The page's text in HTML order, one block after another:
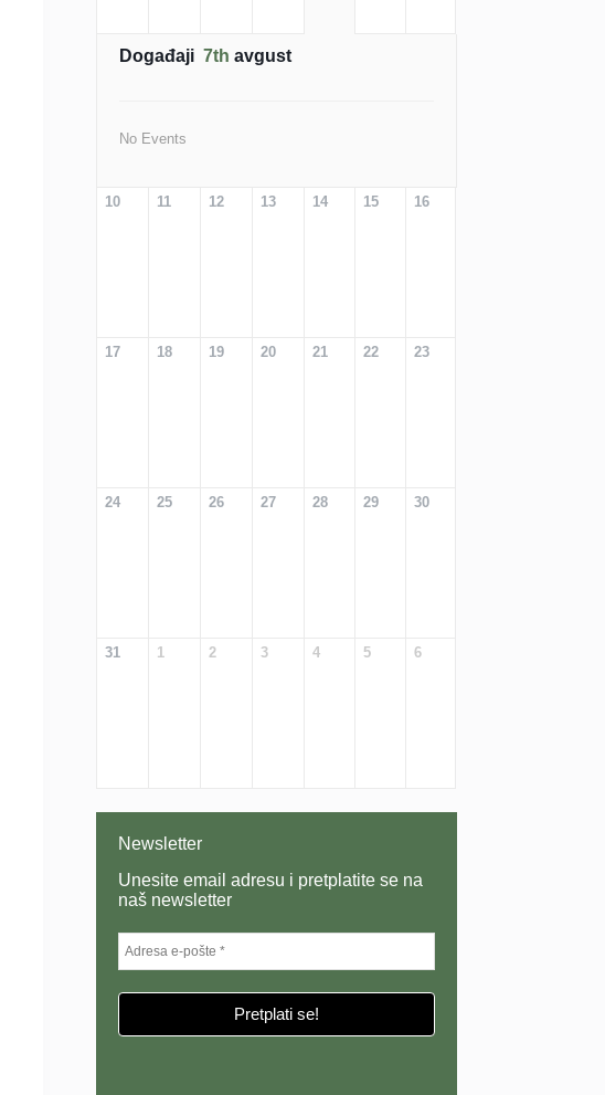
Događaji 7th avgust
No Events
10 11 12 13 14 15 16
17 18 19 20 21 22 23
24 25 26 27 28 29 30
31 1 2 3 4 5 6
Newsletter
Unesite email adresu i pretplatite se na
naš newsletter